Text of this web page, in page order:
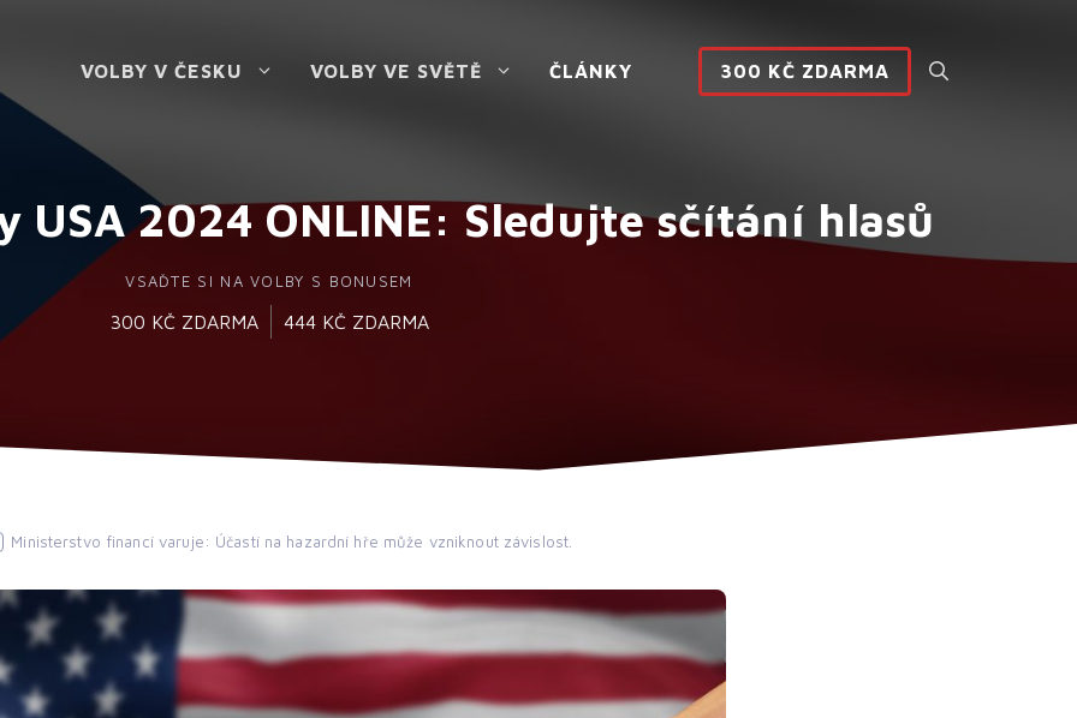
VOLBY V ČESKU VOLBY VE SVĚTĚ ČLÁNKY 300 KČ ZDARMA
USA 2024 ONLINE: Sledujte sčítání hlasů
VSAĎTE SI NA VOLBY S BONUSEM
300 KČ ZDARMA 444 KČ ZDARMA
Ministerstvo financí varuje: Účastí na hazardní hře může vzniknout závislost.